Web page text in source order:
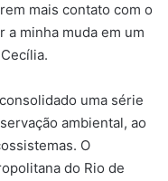
mais contato com o
a minha muda em um
uma série
ambiental, ao
O
do Rio de